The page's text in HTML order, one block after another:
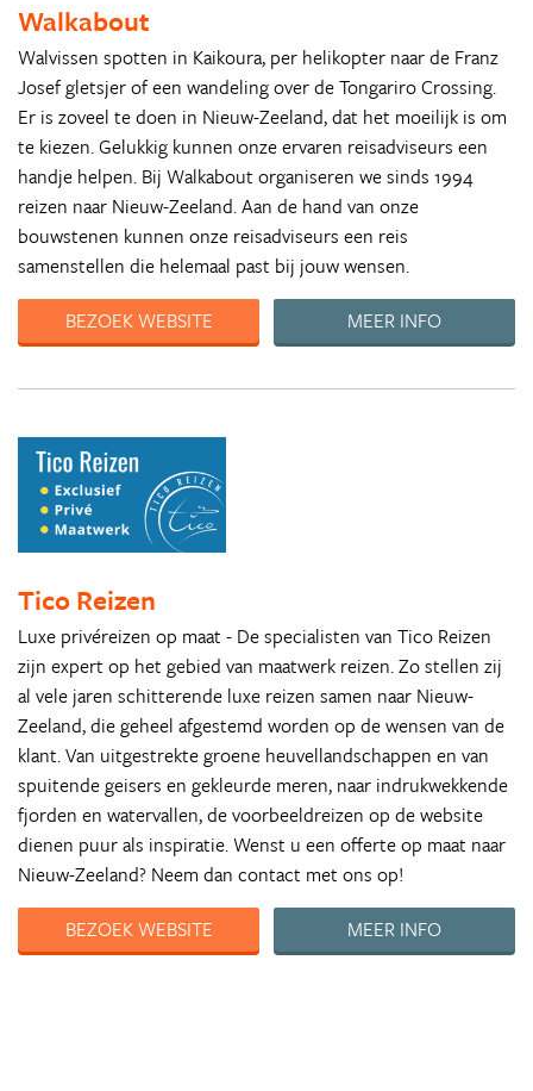
Walkabout
Walvissen spotten in Kaikoura, per helikopter naar de Franz
Josef gletsjer of een wandeling over de Tongariro Crossing.
Er is zoveel te doen in Nieuw-Zeeland, dat het moeilijk is om
te kiezen. Gelukkig kunnen onze ervaren reisadviseurs een
handje helpen. Bij Walkabout organiseren we sinds 1994
reizen naar Nieuw-Zeeland. Aan de hand van onze
bouwstenen kunnen onze reisadviseurs een reis
samenstellen die helemaal past bij jouw wensen.
BEZOEK WEBSITE
MEER INFO
Tico Reizen
Luxe privéreizen op maat - De specialisten van Tico Reizen
zijn expert op het gebied van maatwerk reizen. Zo stellen zij
al vele jaren schitterende luxe reizen samen naar Nieuw-
Zeeland, die geheel afgestemd worden op de wensen van de
klant. Van uitgestrekte groene heuvellandschappen en van
spuitende geisers en gekleurde meren, naar indrukwekkende
fjorden en watervallen, de voorbeeldreizen op de website
dienen puur als inspiratie. Wenst u een offerte op maat naar
Nieuw-Zeeland? Neem dan contact met ons op!
BEZOEK WEBSITE
MEER INFO